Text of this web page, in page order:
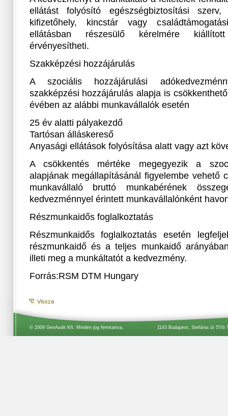
ellátást folyósító egészségbiztosítási szerv,
kifizetőhely, kincstár vagy
ellátásban részesülő kérelmére
érvényesítheti.
Szakképzési hozzájárulás
A szociális hozzájárulási
szakképzési hozzájárulás alapja is
évében az alábbi munkavállalók esetén
25 év alatti pályakezdő
Tartósan álláskereső
Anyasági ellátások folyósítása alatt vagy azt
A csökkentés mértéke megegyezik a
alapjának megállapításánál figyelembe vehető
munkavállaló bruttó munkabérének
kedvezménnyel érintett munkavállalónként
Részmunkaidős foglalkoztatás
Részmunkaidős foglalkoztatás esetén
részmunkaidő és a teljes munkaidő
illeti meg a munkáltatót a kedvezmény.
Forrás:RSM DTM Hungary
Vissza
1143 Budapest, Stefánia út 57/b
© 2009 GenAudit Kft. Minden jog fenntartva.